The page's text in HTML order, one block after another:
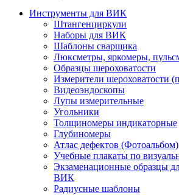
Инструменты для ВИК
Штангенциркули
Наборы для ВИК
Шаблоны сварщика
Люксметры, яркомеры,
Образцы шероховатости
Измерители шероховатости
Видеоэндоскопы
Лупы измерительные
Угольники
Толщиномеры индикаторные
Глубиномеры
Атлас дефектов (Фотоальбом)
Учебные плакаты по
Экзаменационные образцы
ВИК
Радиусные шаблоны